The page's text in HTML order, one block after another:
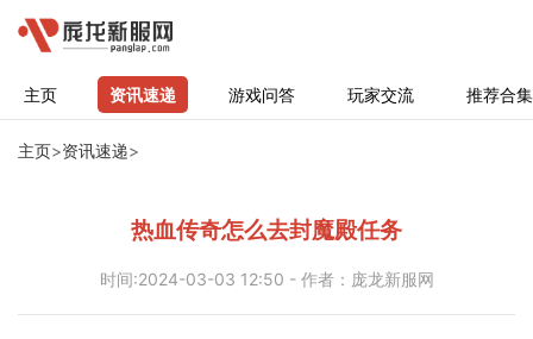
主页 资讯速递 游戏问答 玩家交流 推荐合集
主页>资讯速递>
热血传奇怎么去封魔殿任务
时间:2024-03-03 12:50 - 作者：庞龙新服网